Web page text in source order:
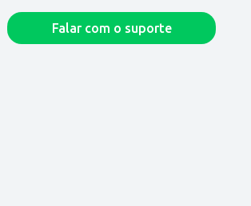
Falar com o suporte